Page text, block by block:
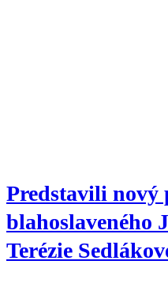
Predstavili nový
blahoslaveného
Terézie